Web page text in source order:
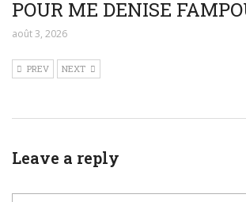
POUR ME DENISE
août 3, 2026
PREV NEXT
Leave a reply